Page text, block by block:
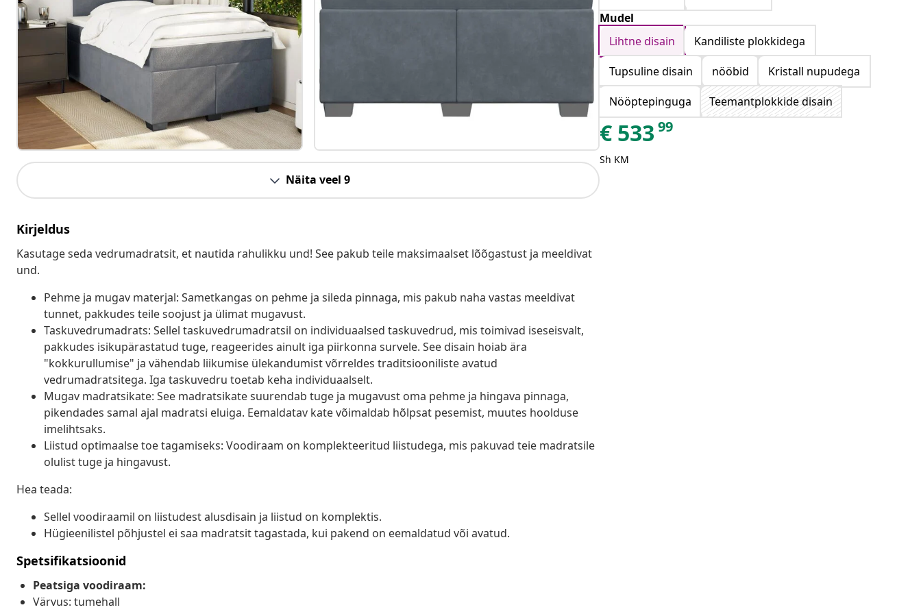
Näita veel 9
Kirjeldus
Kasutage seda vedrumadratsit, et nautida rahulikku und! See pakub teile maksimaalset lõõgastust ja meeldivat
und.
Pehme ja mugav materjal: Sametkangas on pehme ja sileda pinnaga, mis pakub naha vastas meeldivat
tunnet, pakkudes teile soojust ja ülimat mugavust.
Taskuvedrumadrats: Sellel taskuvedrumadratsil on individuaalsed taskuvedrud, mis toimivad iseseisvalt,
pakkudes isikupärastatud tuge, reageerides ainult iga piirkonna survele. See disain hoiab ära
"kokkurullumise" ja vähendab liikumise ülekandumist võrreldes traditsiooniliste avatud
vedrumadratsitega. Iga taskuvedru toetab keha individuaalselt.
Mugav madratsikate: See madratsikate suurendab tuge ja mugavust oma pehme ja hingava pinnaga,
pikendades samal ajal madratsi eluiga. Eemaldatav kate võimaldab hõlpsat pesemist, muutes hoolduse
imelihtsaks.
Liistud optimaalse toe tagamiseks: Voodiraam on komplekteeritud liistudega, mis pakuvad teie madratsile
olulist tuge ja hingavust.
Hea teada:
Sellel voodiraamil on liistudest alusdisain ja liistud on komplektis.
Hügieenilistel põhjustel ei saa madratsit tagastada, kui pakend on eemaldatud või avatud.
Spetsifikatsioonid
Peatsiga voodiraam:
Värvus: tumehall
Mudel
Lihtne disain
Kandiliste plokkidega
Tupsuline disain
nööbid
Kristall nupudega
Nööptepinguga
Teemantplokkide disain
€ 533 99
Sh KM